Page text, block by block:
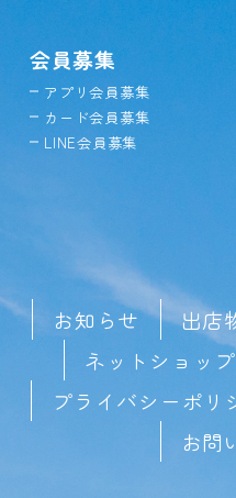
会員募集
アプリ会員募集
カード会員募集
LINE会員募集
お知らせ 出店
ネットショップ
プライバシーポリ
お問